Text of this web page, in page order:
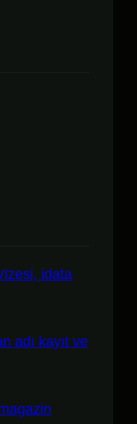
idata
adı kayıt ve